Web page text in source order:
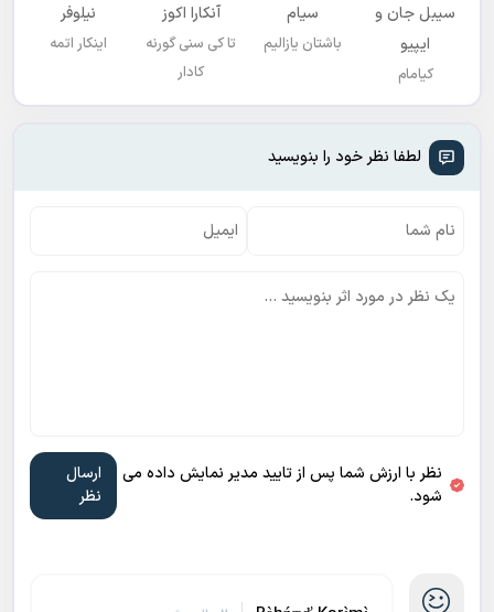
سیبل جان و
ایپیو
کیامام
سیام
باشتان یازالیم
آنکارا اکوز
تا کی سنی گورنه
کادار
نیلوفر
اینکار اتمه
لطفا نظر خود را بنویسید
نظر با ارزش شما پس از تایید مدیر نمایش داده می
شود.